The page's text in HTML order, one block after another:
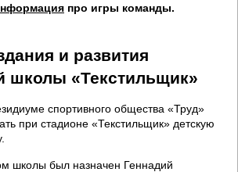
про игры команды.
и развития
школы «Текстильщик»
спортивного общества «Труд»
при стадионе «Текстильщик» детскую
школы был назначен Геннадий